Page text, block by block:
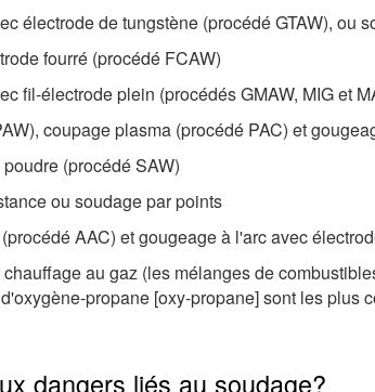
électrode de tungstène (procédé GTAW), ou
fourré (procédé FCAW)
fil-électrode plein (procédés GMAW, MIG et
coupage plasma (procédé PAC) et
(procédé SAW)
ou soudage par points
AAC) et gougeage à l'arc avec
au gaz (les mélanges de
propane [oxy-propane] sont les plus
dangers liés au soudage?